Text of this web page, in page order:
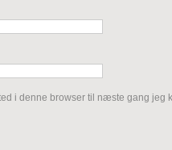
i denne browser til næste gang jeg